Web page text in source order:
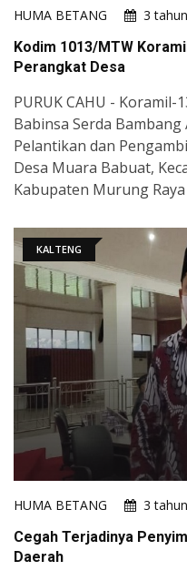
HUMA BETANG
3
Kodim 1013/MTW
Perangkat Desa
PURUK CAHU -
Babinsa Serda
Pelantikan dan
Desa Muara Babuat,
Kabupaten Murung
KALTENG
HUMA BETANG
3
Cegah Terjadinya
Daerah